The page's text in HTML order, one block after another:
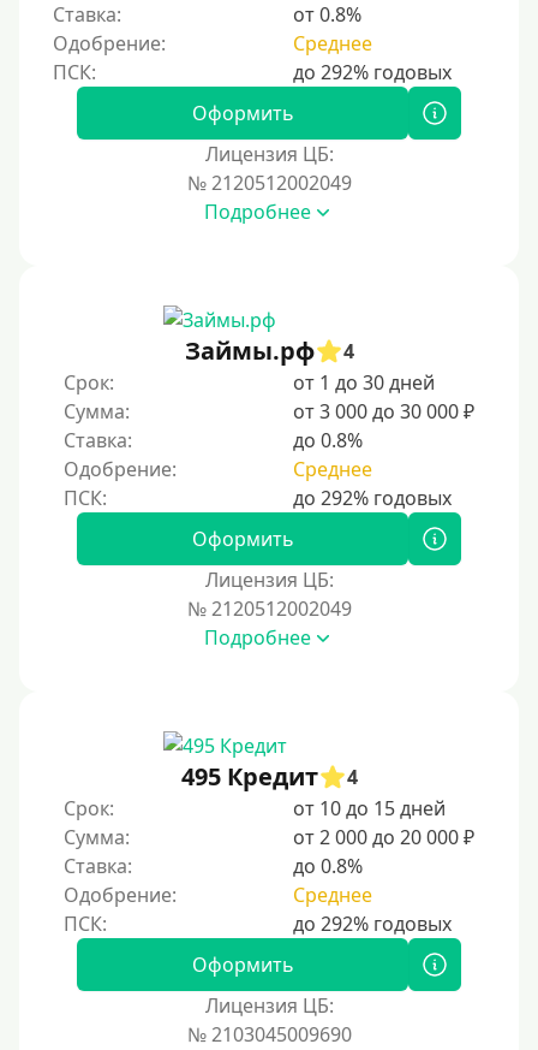
Ставка:
от 0.8%
Одобрение:
Среднее
Оформить
Лицензия ЦБ:
№ 2120512002049
Подробнее
Займы.рф
4
Срок:
от 1 до 30 дней
Сумма:
от 3 000 до 30 000 ₽
Ставка:
до 0.8%
Одобрение:
Среднее
Оформить
Лицензия ЦБ:
№ 2120512002049
Подробнее
495 Кредит
4
Срок:
от 10 до 15 дней
Сумма:
от 2 000 до 20 000 ₽
Ставка:
до 0.8%
Одобрение:
Среднее
Оформить
Лицензия ЦБ:
№ 2103045009690